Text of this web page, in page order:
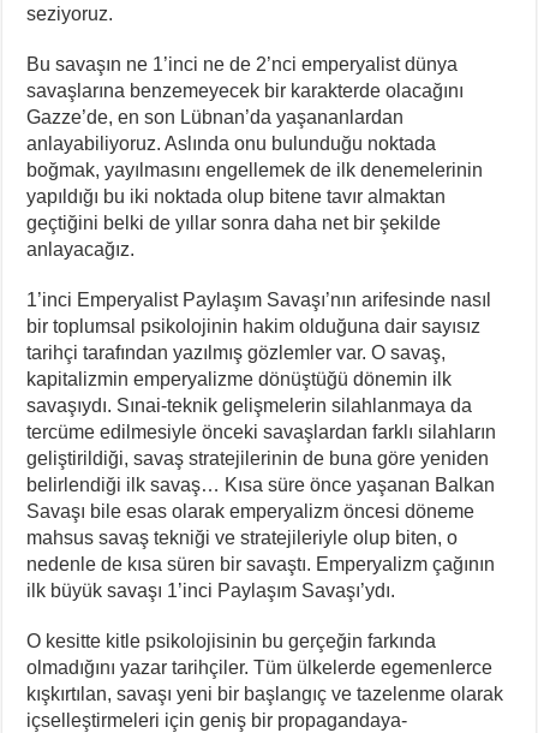
seziyoruz.
Bu savaşın ne 1’inci ne de 2’nci emperyalist dünya
savaşlarına benzemeyecek bir karakterde olacağını
Gazze’de, en son Lübnan’da yaşananlardan
anlayabiliyoruz. Aslında onu bulunduğu noktada
boğmak, yayılmasını engellemek de ilk denemelerinin
yapıldığı bu iki noktada olup bitene tavır almaktan
geçtiğini belki de yıllar sonra daha net bir şekilde
anlayacağız.
1’inci Emperyalist Paylaşım Savaşı’nın arifesinde nasıl
bir toplumsal psikolojinin hakim olduğuna dair sayısız
tarihçi tarafından yazılmış gözlemler var. O savaş,
kapitalizmin emperyalizme dönüştüğü dönemin ilk
savaşıydı. Sınai-teknik gelişmelerin silahlanmaya da
tercüme edilmesiyle önceki savaşlardan farklı silahların
geliştirildiği, savaş stratejilerinin de buna göre yeniden
belirlendiği ilk savaş… Kısa süre önce yaşanan Balkan
Savaşı bile esas olarak emperyalizm öncesi döneme
mahsus savaş tekniği ve stratejileriyle olup biten, o
nedenle de kısa süren bir savaştı. Emperyalizm çağının
ilk büyük savaşı 1’inci Paylaşım Savaşı’ydı.
O kesitte kitle psikolojisinin bu gerçeğin farkında
olmadığını yazar tarihçiler. Tüm ülkelerde egemenlerce
kışkırtılan, savaşı yeni bir başlangıç ve tazelenme olarak
içselleştirmeleri için geniş bir propagandaya-